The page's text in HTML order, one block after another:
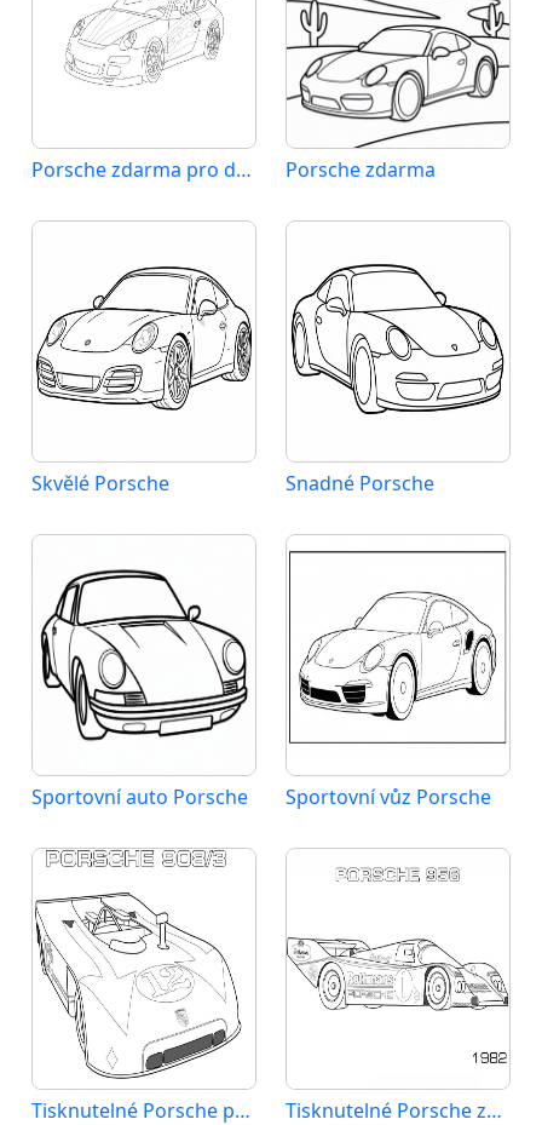
Porsche zdarma pro děti Porsche zdarma
Skvělé Porsche Snadné Porsche
Sportovní auto Porsche Sportovní vůz Porsche
Tisknutelné Porsche pro děti Tisknutelné Porsche zadarmo